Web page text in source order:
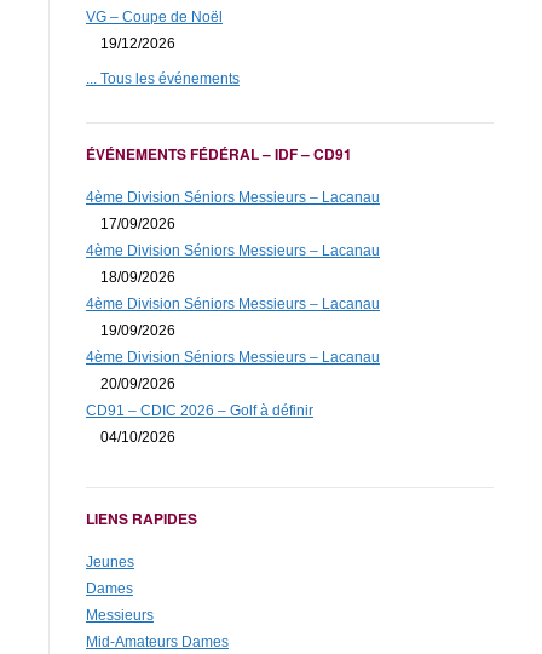
VG – Coupe de Noël
19/12/2026
... Tous les événements
ÉVÉNEMENTS FÉDÉRAL – IDF – CD91
4ème Division Séniors Messieurs – Lacanau
17/09/2026
4ème Division Séniors Messieurs – Lacanau
18/09/2026
4ème Division Séniors Messieurs – Lacanau
19/09/2026
4ème Division Séniors Messieurs – Lacanau
20/09/2026
CD91 – CDIC 2026 – Golf à définir
04/10/2026
LIENS RAPIDES
Jeunes
Dames
Messieurs
Mid-Amateurs Dames